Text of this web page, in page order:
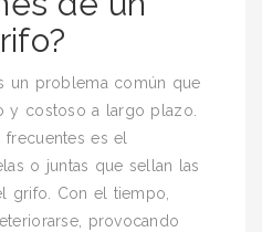
un problema común que
y costoso a largo plazo.
frecuentes es el
o juntas que sellan las
grifo. Con el tiempo,
provocando